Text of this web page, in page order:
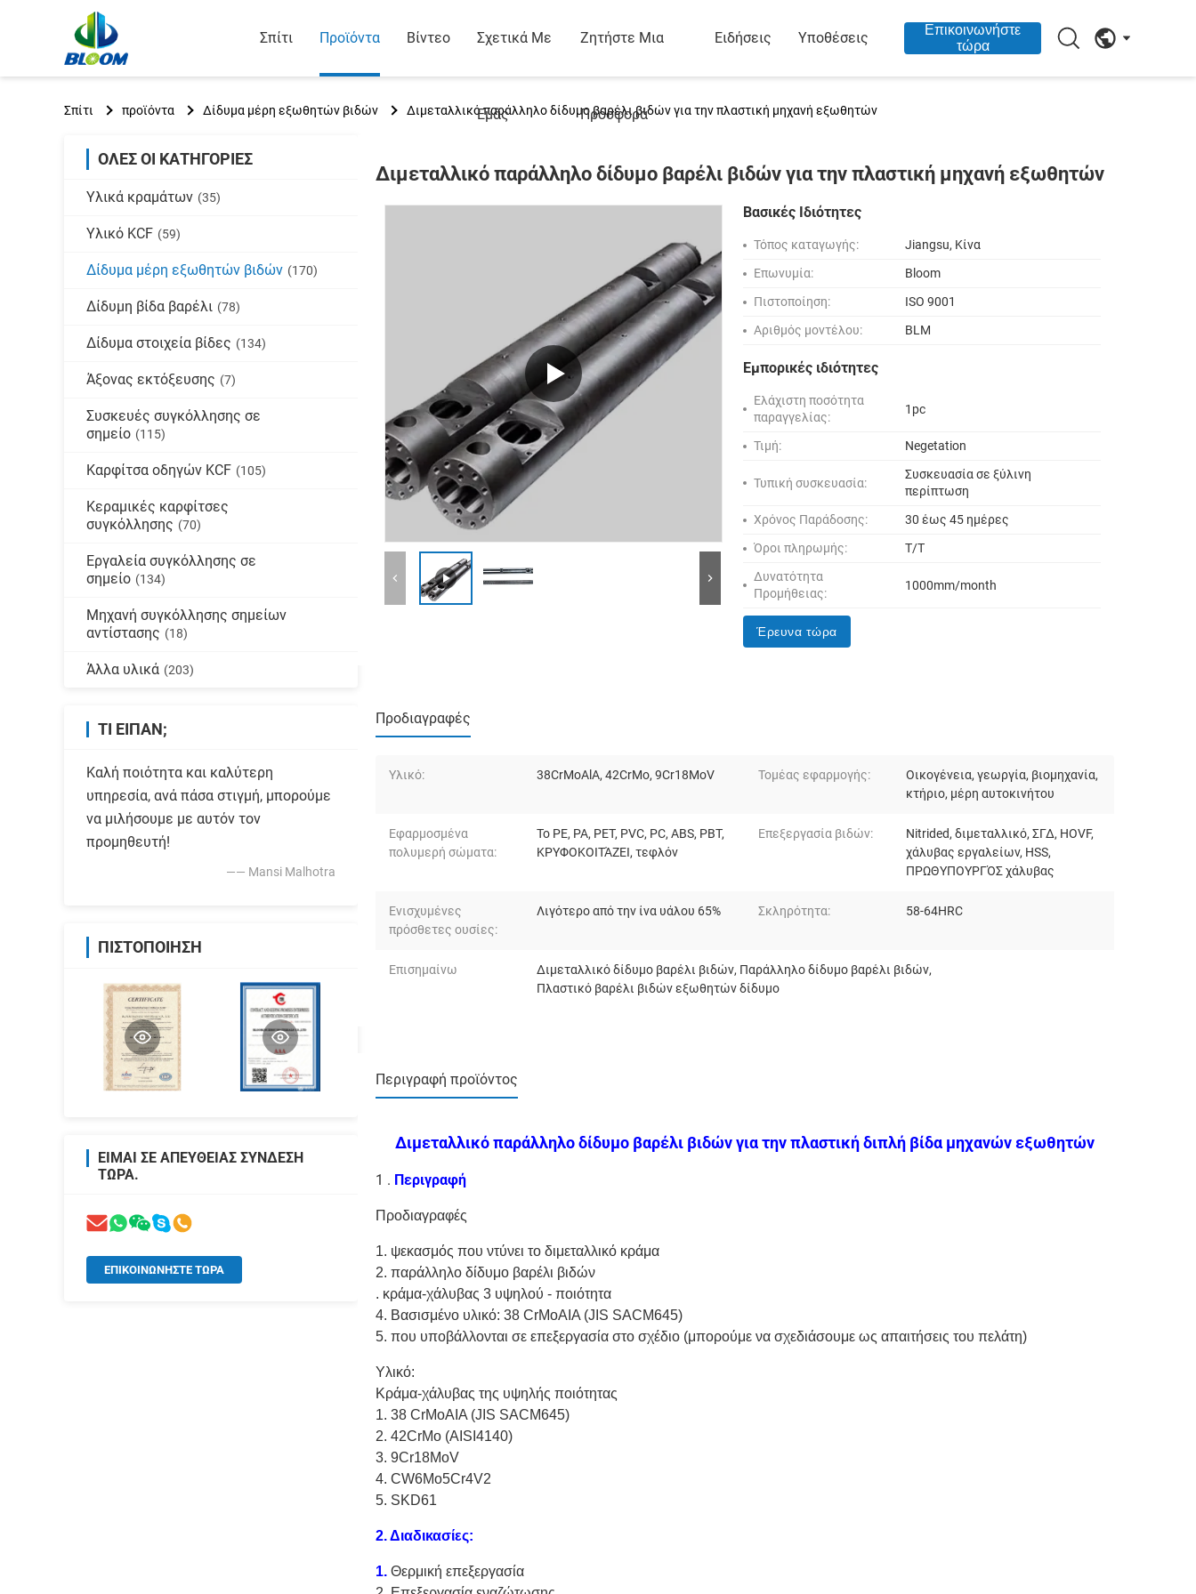
Σπίτι Προϊόντα Βίντεο Σχετικά Με
Εμάς
Ζητήστε Μια
Προσφορά
Ειδήσεις Υποθέσεις
Επικοινωνήστε
τώρα
Σπίτι προϊόντα Δίδυμα μέρη εξωθητών βιδών Διμεταλλικό παράλληλο δίδυμο βαρέλι βιδών για την πλαστική μηχανή εξωθητών
ΌΛΕΣ ΟΙ ΚΑΤΗΓΟΡΊΕΣ
Υλικά κραμάτων (35)
Υλικό KCF (59)
Δίδυμα μέρη εξωθητών βιδών (170)
Δίδυμη βίδα βαρέλι (78)
Δίδυμα στοιχεία βίδες (134)
Άξονας εκτόξευσης (7)
Συσκευές συγκόλλησης σε
σημείο (115)
Καρφίτσα οδηγών KCF (105)
Κεραμικές καρφίτσες
συγκόλλησης (70)
Εργαλεία συγκόλλησης σε
σημείο (134)
Μηχανή συγκόλλησης σημείων
αντίστασης (18)
Άλλα υλικά (203)
ΤΙ ΕΊΠΑΝ;
Καλή ποιότητα και καλύτερη
υπηρεσία, ανά πάσα στιγμή, μπορούμε
να μιλήσουμε με αυτόν τον
προμηθευτή!
—— Mansi Malhotra
ΠΙΣΤΟΠΟΊΗΣΗ
ΕΊΜΑΙ ΣΕ ΑΠΕΥΘΕΊΑΣ ΣΎΝΔΕΣΗ
ΤΏΡΑ.
ΕΠΙΚΟΙΝΩΝΉΣΤΕ ΤΏΡΑ
Διμεταλλικό παράλληλο δίδυμο βαρέλι βιδών για την πλαστική μηχανή εξωθητών
Βασικές Ιδιότητες
Τόπος καταγωγής:
Jiangsu, Κίνα
Επωνυμία:
Bloom
Πιστοποίηση:
ISO 9001
Αριθμός μοντέλου:
BLM
Εμπορικές ιδιότητες
Ελάχιστη ποσότητα
παραγγελίας:
1pc
Τιμή: Negetation
Τυπική συσκευασία:
Συσκευασία σε ξύλινη
περίπτωση
Χρόνος Παράδοσης:
30 έως 45 ημέρες
Όροι πληρωμής:
T/T
Δυνατότητα
Προμήθειας:
1000mm/month
Έρευνα τώρα
Προδιαγραφές
Υλικό: 38CrMoAlA, 42CrMo, 9Cr18MoV Τομέας εφαρμογής:
Οικογένεια, γεωργία, βιομηχανία,
κτήριο, μέρη αυτοκινήτου
Εφαρμοσμένα
πολυμερή σώματα:
Το PE, PA, PET, PVC, PC, ABS, PBT,
ΚΡΥΦΟΚΟΙΤΆΖΕΙ, τεφλόν
Επεξεργασία βιδών:
Nitrided, διμεταλλικό, ΣΓΔ, HOVF,
χάλυβας εργαλείων, HSS,
ΠΡΩΘΥΠΟΥΡΓΌΣ χάλυβας
Ενισχυμένες
πρόσθετες ουσίες:
Λιγότερο από την ίνα υάλου 65% Σκληρότητα: 58-64HRC
Επισημαίνω Διμεταλλικό δίδυμο βαρέλι βιδών, Παράλληλο δίδυμο βαρέλι βιδών,
Πλαστικό βαρέλι βιδών εξωθητών δίδυμο
Περιγραφή προϊόντος
Διμεταλλικό παράλληλο δίδυμο βαρέλι βιδών για την πλαστική διπλή βίδα μηχανών εξωθητών
1 . Περιγραφή
Προδιαγραφές
1. ψεκασμός που ντύνει το διμεταλλικό κράμα
2. παράλληλο δίδυμο βαρέλι βιδών
. κράμα-χάλυβας 3 υψηλού - ποιότητα
4. Βασισμένο υλικό: 38 CrMoAIA (JIS SACM645)
5. που υποβάλλονται σε επεξεργασία στο σχέδιο (μπορούμε να σχεδιάσουμε ως απαιτήσεις του πελάτη)
Υλικό:
Κράμα-χάλυβας της υψηλής ποιότητας
1. 38 CrMoAIA (JIS SACM645)
2. 42CrMo (AISI4140)
3. 9Cr18MoV
4. CW6Mo5Cr4V2
5. SKD61
2. Διαδικασίες:
1. Θερμική επεξεργασία